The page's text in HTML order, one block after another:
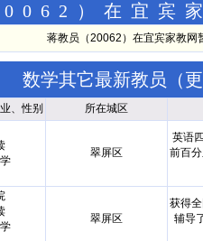
）在宜宾
蒋教员（20062）在宜宾家教网
数学其它最新教员（
、性别 所在城区
翠屏区
英语
前百
翠屏区
获得
辅导